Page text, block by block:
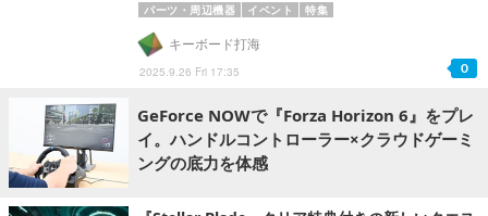
パーツ・周辺機器
イベント 特集
2025.9.26 Fri 17:35
キーボード打海
0
GeForce NOWで『Forza Horizon 6』をプレ
イ。ハンドルコントローラー×クラウドゲーミ
ングの底力を体感